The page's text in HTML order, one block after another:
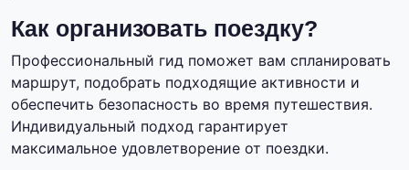
Как организовать поездку?
Профессиональный гид поможет вам спланировать
маршрут, подобрать подходящие активности и
обеспечить безопасность во время путешествия.
Индивидуальный подход гарантирует
максимальное удовлетворение от поездки.